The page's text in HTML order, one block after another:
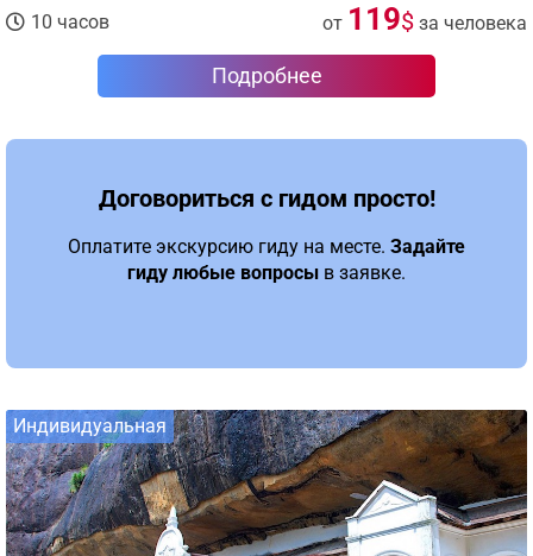
10 часов от 119$ за человека
Подробнее
Договориться с гидом просто!
Оплатите экскурсию гиду на месте. Задайте
гиду любые вопросы в заявке.
Индивидуальная